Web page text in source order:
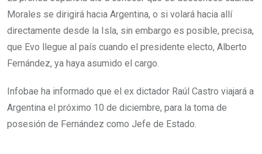
Morales se dirigirá hacia Argentina, o si volará hacia allí
directamente desde la Isla, sin embargo es posible, precisa,
que Evo llegue al país cuando el presidente electo, Alberto
Fernández, ya haya asumido el cargo.
Infobae ha informado que el ex dictador Raúl Castro viajará a
Argentina el próximo 10 de diciembre, para la toma de
posesión de Fernández como Jefe de Estado.